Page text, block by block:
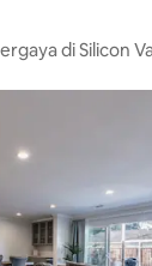
di Silicon